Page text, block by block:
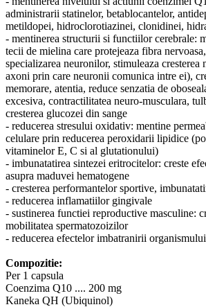
administrarii statinelor, betablocantelor,
metildopei, hidroclorotiazinei, clonidinei,
- mentinerea structurii si functiilor cerebrale:
tecii de mielina care protejeaza fibra
specializarea neuronilor, stimuleaza
axoni prin care neuronii comunica intre ei),
memorare, atentia, reduce senzatia de
excesiva, contractilitatea neuro-musculara,
cresterea glucozei din sange
- reducerea stresului oxidativ: mentine
celulare prin reducerea peroxidarii lipidice
vitaminelor E, C si al glutationului)
- imbunatatirea sintezei eritrocitelor: creste
asupra maduvei hematogene
- cresterea performantelor sportive,
- reducerea inflamatiilor gingivale
- sustinerea functiei reproductive masculine:
mobilitatea spermatozoizilor
- reducerea efectelor imbatranirii organismului
Compozitie:
Per 1 capsula
Coenzima Q10 .... 200 mg
Kaneka QH (Ubiquinol)